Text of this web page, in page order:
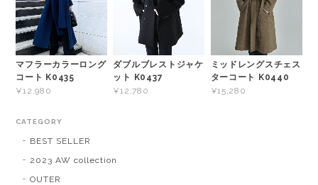
マフラーカラーロング
コート K0435
¥12,980
ダブルブレストジャケ
ット K0437
¥12,780
ミッドレングスチェス
ターコート K0440
¥15,280
CATEGORY
BEST SELLER
2023 AW collection
OUTER